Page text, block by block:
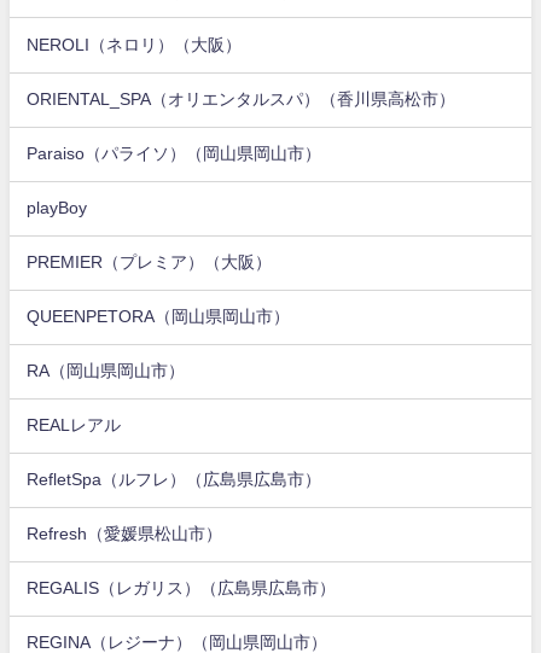
NEROLI（ネロリ）（大阪）
ORIENTAL_SPA（オリエンタルスパ）（香川県高松市）
Paraiso（パライソ）（岡山県岡山市）
playBoy
PREMIER（プレミア）（大阪）
QUEENPETORA（岡山県岡山市）
RA（岡山県岡山市）
REALレアル
RefletSpa（ルフレ）（広島県広島市）
Refresh（愛媛県松山市）
REGALIS（レガリス）（広島県広島市）
REGINA（レジーナ）（岡山県岡山市）